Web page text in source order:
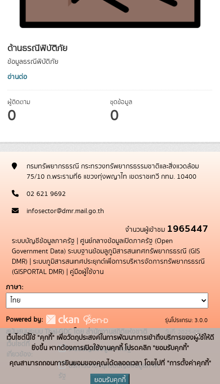
ด้านธรณีพิบัติภัย
ข้อมูลธรณีพิบัติภัย
อ่านต่อ
ผู้ติดตาม
0
ชุดข้อมูล
0
กรมทรัพยากรธรณี กระทรวงทรัพยากรธรรมชาติและสิ่งแวดล้อม
75/10 ถ.พระรามที่6 แขวงทุ่งพญาไท เขตราชเทวี กทม. 10400
02 621 9692
infosector@dmr.mail.go.th
จำนวนผู้เข้าชม 1965447
ระบบบัญชีข้อมูลภาครัฐ | ศูนย์กลางข้อมูลเปิดภาครัฐ (Open
Government Data) ระบบฐานข้อมลูภูมิสารสนเทศทรัพยากรธรณี (GIS
DMR) | ระบบภูมิสารสนเทศประยุกต์เพื่อการบริหารจัดการทรัพยากรธรณี
(GISPORTAL DMR) | คู่มือผู้ใช้งาน
ภาษา
Powered by:
สนับสนุนระบบ Thai-GDC โดย สำนักงานสถิติแห่งชาติ
เว็บไซต์ที่
เกี่ยวข้อง:
ระบบบัญชีข้อมูลภาครัฐ
บริการนามานุกรมบัญชีข้อมูลภาค
รัฐ
รุ่นโปรแกรม: 3.0.0
วันที่: 2025-05-
19
เว็บไซต์นี้ใช้ "คุกกี้" เพื่อวัตถุประสงค์ในการพัฒนาการเข้าถึงบริการของผู้ใช้ให้ดี
ยิ่งขึ้น หากต้องการเปิดใช้งานคุกกี้ โปรดคลิก "ยอมรับคุกกี้"
คุณสามารถถอนการยินยอมของคุณได้ตลอดเวลา โดยไปที่ "การตั้งค่าคุกกี้"
ยอมรับคุกกี้
x